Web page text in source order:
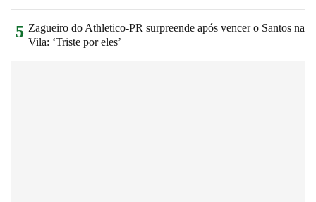
5 Zagueiro do Athletico-PR surpreende após vencer o Santos na
Vila: ‘Triste por eles’